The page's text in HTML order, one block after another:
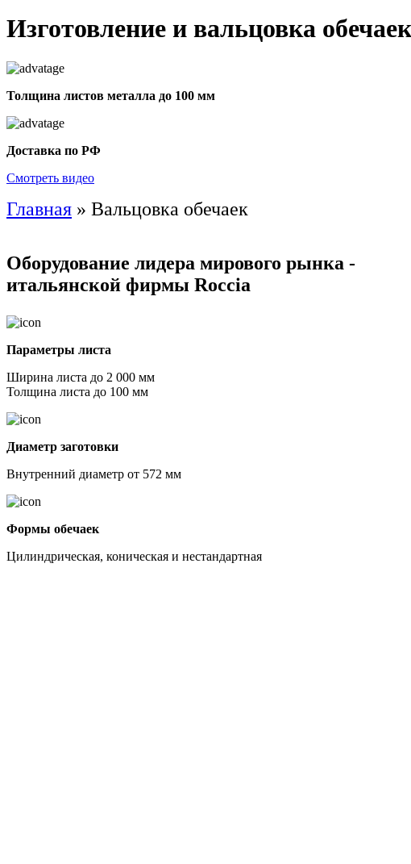
Изготовление и вальцовка
Толщина листов металла до 100 мм
Доставка по РФ
Смотреть видео
Главная » Вальцовка обечаек
Оборудование лидера мирового рынка -
итальянской фирмы Roccia
Параметры листа
Ширина листа до 2 000 мм
Толщина листа до 100 мм
Диаметр заготовки
Внутренний диаметр от 572 мм
Формы обечаек
Цилиндрическая, коническая и нестандартная